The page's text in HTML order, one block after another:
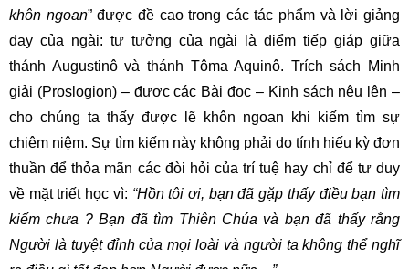
khôn ngoan” được đề cao trong các tác phẩm và lời giảng
dạy của ngài: tư tưởng của ngài là điểm tiếp giáp giữa
thánh Augustinô và thánh Tôma Aquinô. Trích sách Minh
giải (Proslogion) – được các Bài đọc – Kinh sách nêu lên –
cho chúng ta thấy được lẽ khôn ngoan khi kiếm tìm sự
chiêm niệm. Sự tìm kiếm này không phải do tính hiếu kỳ đơn
thuần để thỏa mãn các đòi hỏi của trí tuệ hay chỉ để tư duy
về mặt triết học vì: “Hồn tôi ơi, bạn đã gặp thấy điều bạn tìm
kiếm chưa ? Bạn đã tìm Thiên Chúa và bạn đã thấy rằng
Người là tuyệt đỉnh của mọi loài và người ta không thể nghĩ